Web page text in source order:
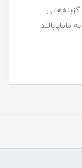
گزینه‌هایی